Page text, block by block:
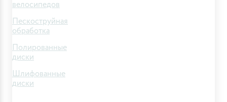
велосипедов
Пескоструйная
обработка
Полированные
диски
Шлифованные
диски